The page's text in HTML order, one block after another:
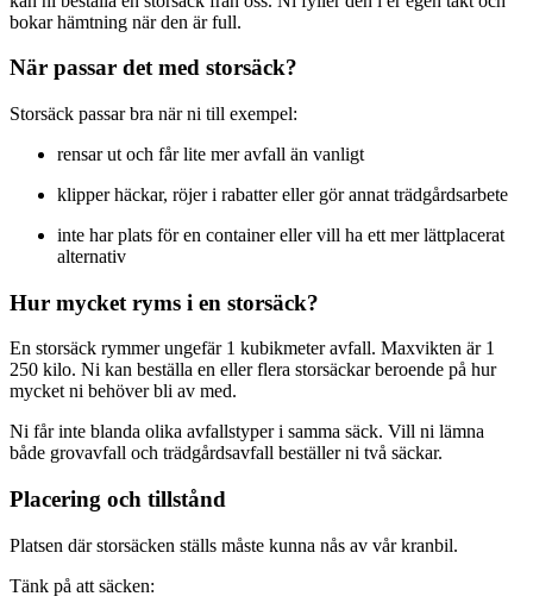
bokar hämtning när den är full.
När passar det med storsäck?
Storsäck passar bra när ni till exempel:
rensar ut och får lite mer avfall än vanligt
klipper häckar, röjer i rabatter eller gör annat trädgårdsarbete
inte har plats för en container eller vill ha ett mer lättplacerat
alternativ
Hur mycket ryms i en storsäck?
En storsäck rymmer ungefär 1 kubikmeter avfall. Maxvikten är 1
250 kilo. Ni kan beställa en eller flera storsäckar beroende på hur
mycket ni behöver bli av med.
Ni får inte blanda olika avfallstyper i samma säck. Vill ni lämna
både grovavfall och trädgårdsavfall beställer ni två säckar.
Placering och tillstånd
Platsen där storsäcken ställs måste kunna nås av vår kranbil.
Tänk på att säcken: